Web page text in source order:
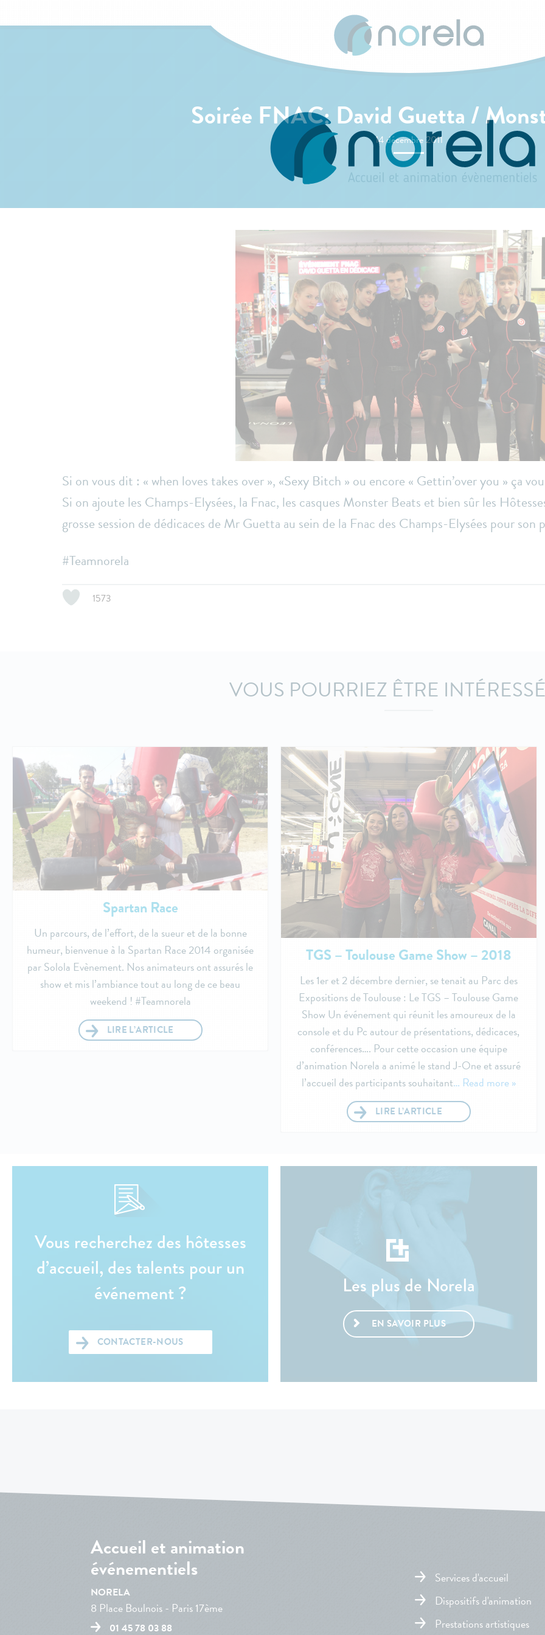
Soirée FNAC: David Guetta /
14 décembre 2011
Si on vous dit : « when loves takes over », «Sexy Bitch » ou encore « Gettin’over you » ça
Si on ajoute les Champs-Elysées, la Fnac, les casques Monster Beats et bien sûr les
grosse session de dédicaces de Mr Guetta au sein de la Fnac des Champs-Elysées pour
#Teamnorela
1573
VOUS POURRIEZ ÊTRE
Spartan Race
Un parcours, de l’effort, de la sueur et de la bonne
humeur, bienvenue à la Spartan Race 2014 organisée
par Solola Evènement. Nos animateurs ont assurés le
show et mis l’ambiance tout au long de ce beau
weekend ! #Teamnorela
LIRE L’ARTICLE
TGS – Toulouse Game Show – 2018
Les 1er et 2 décembre dernier, se tenait au Parc des
Expositions de Toulouse : Le TGS – Toulouse Game
Show Un événement qui réunit les amoureux de la
console et du Pc autour de présentations, dédicaces,
conférences…. Pour cette occasion une équipe
d’animation Norela a animé le stand J-One et assuré
l’accueil des participants souhaitant… Read more »
LIRE L’ARTICLE
Vous recherchez des hôtesses
d’accueil, des talents pour un
événement ?
CONTACTER-NOUS
Les plus de Norela
EN SAVOIR PLUS
Accueil et animation
événementiels
NORELA
8 Place Boulnois - Paris 17ème
01 45 78 03 88
Services d'accueil
Dispositifs d'animation
Prestations artistiques